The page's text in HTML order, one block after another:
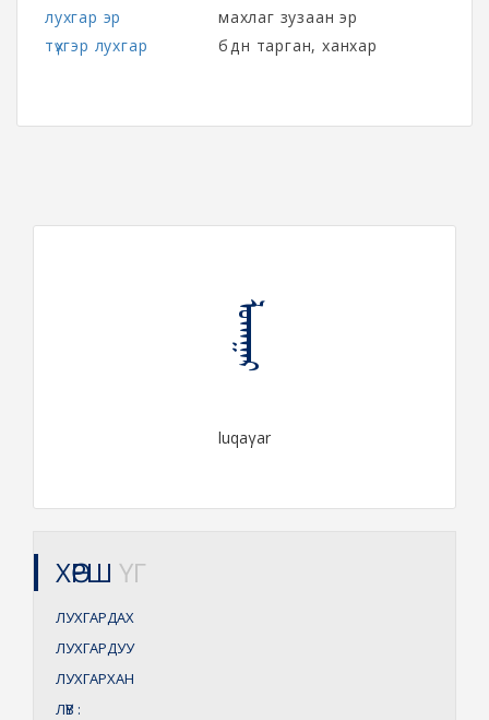
лухгар эр
махлаг зузаан эр
түхгэр лухгар
бүдүүн тарган, ханхар
ᠯᠤᠬᠠᠭᠠᠷ
luqaγar
ХӨРШ ҮГ
ЛУХГАРДАХ
ЛУХГАРДУУ
ЛУХГАРХАН
ЛҮВ :